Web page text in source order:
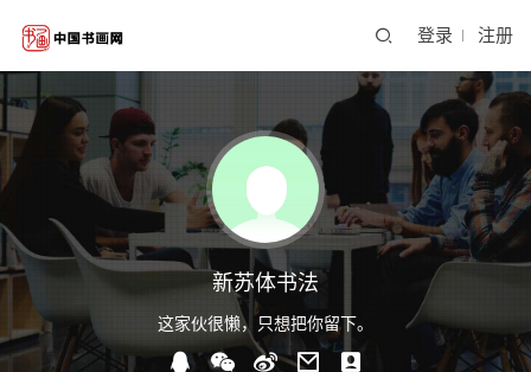
登录 注册
新苏体书法
这家伙很懒，只想把你留下。